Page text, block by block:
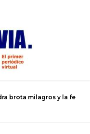
el histórico sobrevuelo del
Tierra